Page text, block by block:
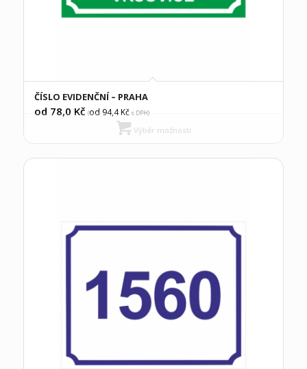
ČÍSLO EVIDENČNÍ – PRAHA
od 78,0 Kč (od 94,4Kčs DPH)
Výběr možností